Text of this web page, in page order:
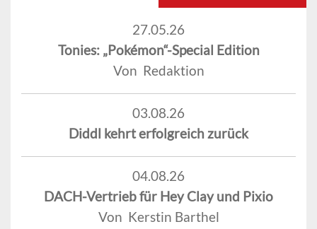
27.05.26
Tonies: „Pokémon“-Special Edition
Von Redaktion
03.08.26
Diddl kehrt erfolgreich zurück
04.08.26
DACH-Vertrieb für Hey Clay und Pixio
Von Kerstin Barthel